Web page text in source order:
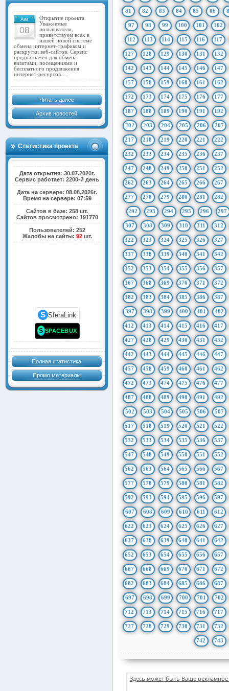
Авг
08
Открытие проекта.
Уважаемые
пользователи,
приветствуем всех в
нашей новой системе
обмена интернет-трафиком и
раскрутки веб-сайтов. Сервис
предназначен для обмена
визитами, посещениями и
бесплатного продвижения
интернет-ресурсов.…
Читать далее
Архив новостей
Статистика проекта
Дата открытия: 30.07.2020г.
Сервис работает: 2200-й день
Дата на сервере: 08.08.2026г.
Время на сервере: 07:59
Сайтов в базе: 258 шт.
Сайтов просмотрено: 191770
Пользователей: 252
Жалобы на сайты: 92шт.
S SferaLink
S SPACEBUX
Полная статистика
Промо материалы
81 82 83 84 85 86
97 98 99 100 101 102
112 113 114 115 116 117
127 128 129 130 131 132
142 143 144 145 146 147
157 158 159 160 161 162
172 173 174 175 176 177
187 188 189 190 191 192
202 203 204 205 206 207
217 218 219 220 221 222
232 233 234 235 236 237
247 248 249 250 251 252
262 263 264 265 266 267
277 278 279 280 281 282
292 293 294 295 296 297
307 308 309 310 311 312
322 323 324 325 326 327
337 338 339 340 341 342
352 353 354 355 356 357
367 368 369 370 371 372
382 383 384 385 386 387
397 398 399 400 401 402
412 413 414 415 416 417
427 428 429 430 431 432
442 443 444 445 446 447
457 458 459 460 461 462
472 473 474 475 476 477
487 488 489 490 491 492
502 503 504 505 506 507
517 518 519 520 521 522
532 533 534 535 536 537
547 548 549 550 551 552
562 563 564 565 566 567
577 578 579 580 581 582
592 593 594 595 596 597
607 608 609 610 611 612
622 623 624 625 626 627
637 638 639 640 641 642
652 653 654 655 656 657
667 668 669 670 671 672
682 683 684 685 686 687
697 698 699 700 701 702
712 713 714 715 716 717
727 728 729 730 731 732
742 743
Здесь может быть Ваше